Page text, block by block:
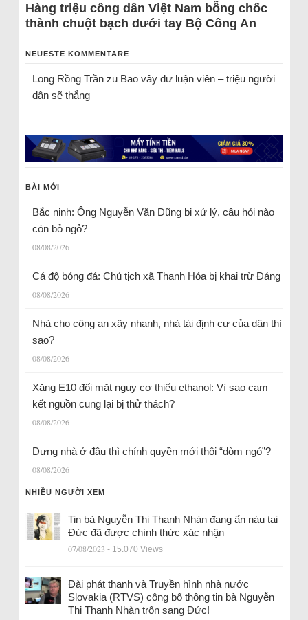
Hàng triệu công dân Việt Nam bỗng chốc
thành chuột bạch dưới tay Bộ Công An
NEUESTE KOMMENTARE
Long Rồng Trầnzu Bao vây dư luận viên – triệu người
dân sẽ thắng
BÀI MỚI
Bắc ninh: Ông Nguyễn Văn Dũng bị xử lý, câu hỏi nào
còn bỏ ngỏ?
08/08/2026
Cá độ bóng đá: Chủ tịch xã Thanh Hóa bị khai trừ Đảng
08/08/2026
Nhà cho công an xây nhanh, nhà tái định cư của dân thì
sao?
08/08/2026
Xăng E10 đối mặt nguy cơ thiếu ethanol: Vì sao cam
kết nguồn cung lại bị thử thách?
08/08/2026
Dựng nhà ở đâu thì chính quyền mới thôi “dòm ngó”?
08/08/2026
NHIỀU NGƯỜI XEM
Tin bà Nguyễn Thị Thanh Nhàn đang ẩn náu tại
Đức đã được chính thức xác nhận
07/08/2023 - 15.070 Views
Đài phát thanh và Truyền hình nhà nước
Slovakia (RTVS) công bố thông tin bà Nguyễn
Thị Thanh Nhàn trốn sang Đức!